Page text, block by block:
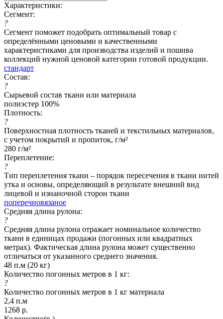
Характеристики:
Сегмент:
?
Сегмент поможет подобрать оптимальный товар с
определёнными ценовыми и качественными
характеристиками для производства изделий и пошива
коллекций нужной ценовой категории готовой продукции.
стандарт
Состав:
?
Сырьевой состав ткани или материала
полиэстер 100%
Плотность:
?
Поверхностная плотность тканей и текстильных материалов,
с учетом покрытий и пропиток, г/м²
280 г/м²
Переплетение:
?
Тип переплетения ткани – порядок пересечения в ткани нитей
утка и основы, определяющий в результате внешний вид
лицевой и изнаночной сторон ткани
поперечновязаное
Средняя длина рулона:
?
Средняя длина рулона отражает номинальное количество
ткани в единицах продажи (погонных или квадратных
метрах). Фактическая длина рулона может существенно
отличаться от указанного среднего значения.
48 п.м (20 кг)
Количество погонных метров в 1 кг:
?
Количество погонных метров в 1 кг материала
2,4 п.м
1268 р.